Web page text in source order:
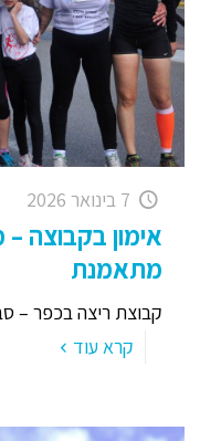
7 בינואר 2026
אימון בקבוצה
מתאמנת
קבוצת ריצה בכפר –
קרא עוד